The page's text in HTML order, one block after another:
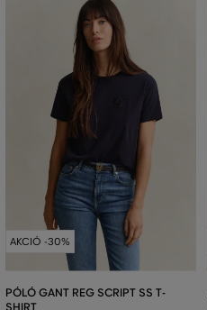
AKCIÓ -30%
PÓLÓ GANT REG SCRIPT SS T-
SHIRT